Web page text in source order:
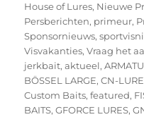
House of Lures, Nieuwe
Persberichten, primeur,
Sponsornieuws,
Visvakanties,Vraag het
jerkbait,aktueel,
BÖSSEL LARGE,CN-
Custom Baits,featured,
BAITS,GFORCE LURES,